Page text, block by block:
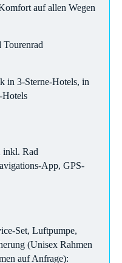
auf allen Wegen
in 3-Sterne-Hotels, in
Hotels
inkl. Rad
App, GPS-
Set, Luftpumpe,
(Unisex Rahmen
auf Anfrage):